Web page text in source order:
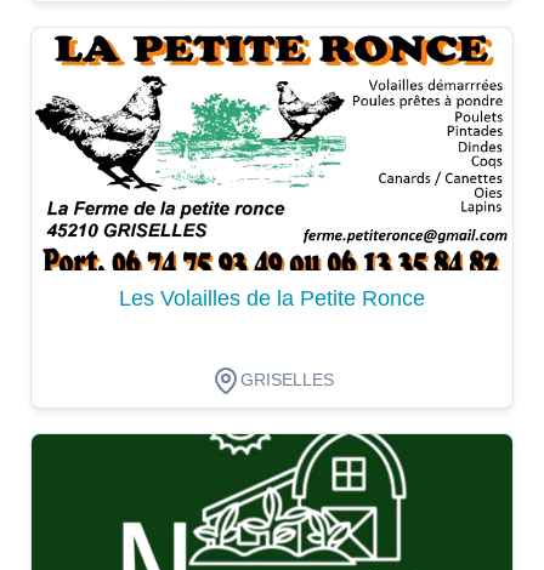
Dégustation
Les Volailles de la Petite Ronce
GRISELLES